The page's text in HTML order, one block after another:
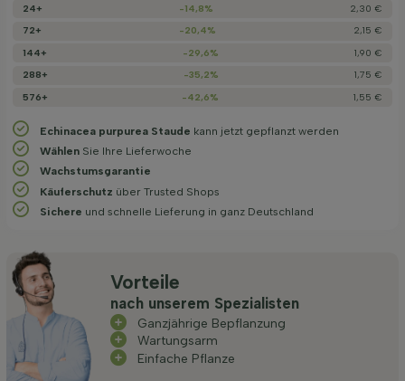
24+
-14,8%
2,30 €
72+
-20,4%
2,15 €
144+
-29,6%
1,90 €
288+
-35,2%
1,75 €
576+
-42,6% 1,55 €
Echinacea purpurea Staude kann jetzt gepflanzt werden
Wählen Sie Ihre Lieferwoche
Wachstums­garantie
Käuferschutz über Trusted Shops
Sichere und schnelle Lieferung in ganz Deutschland
Vorteile
nach unserem Spezialisten
Ganzjährige Bepflanzung
Wartungsarm
Einfache Pflanze